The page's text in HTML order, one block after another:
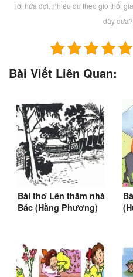
lời hứa đợi, Phiêu du theo gió thổi
dây dưa?
Bài Viết Liên Quan:
Bài thơ Lên thăm nhà
Bác (Hằng Phương)